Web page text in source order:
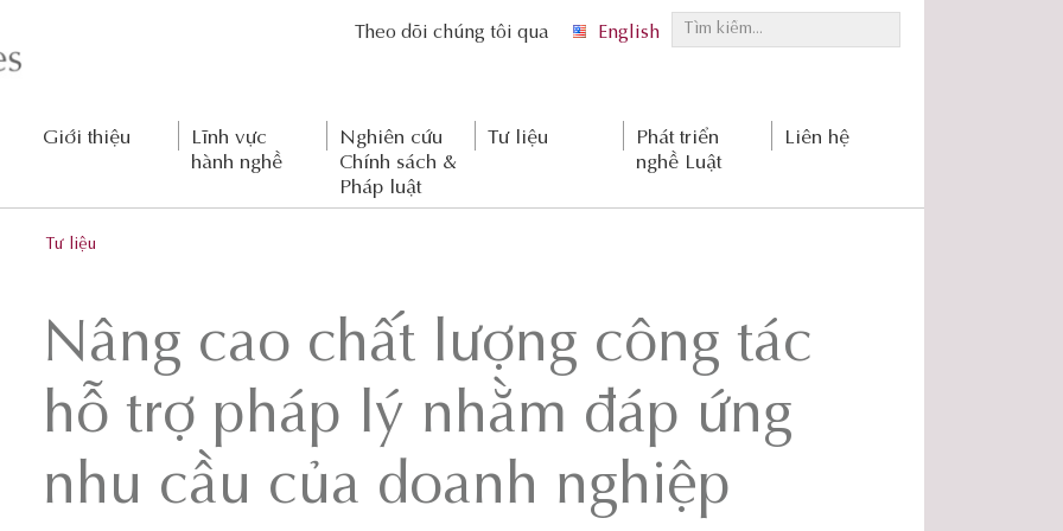
i
m
English
Theo dõi chúng tôi qua
Giới thiệu
Lĩnh vực
hành nghề
Nghiên cứu
Chính sách &
Pháp luật
Tư liệu
Phát triển
nghề Luật
Liên hệ
Tư liệu
Nâng cao chất lượng công tác
hỗ trợ pháp lý nhằm đáp ứng
nhu cầu của doanh nghiệp